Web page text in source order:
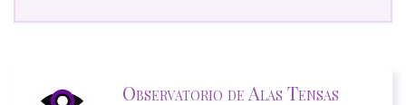
Observatorio de Alas Tensas